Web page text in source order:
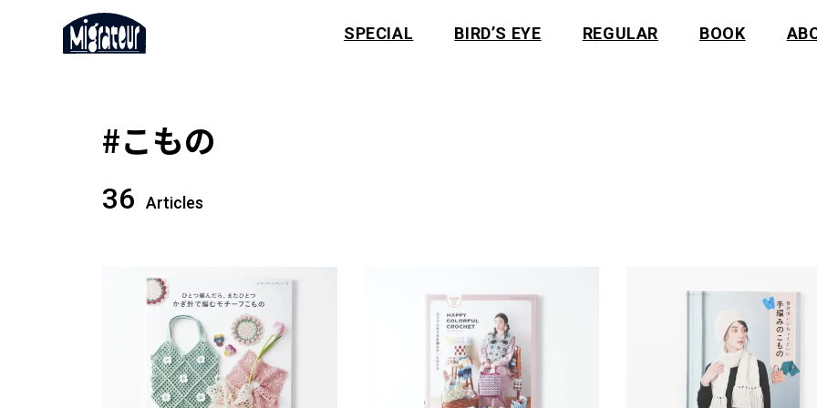
SPECIAL BIRD’S EYE REGULAR BOOK
#こもの
36 Articles